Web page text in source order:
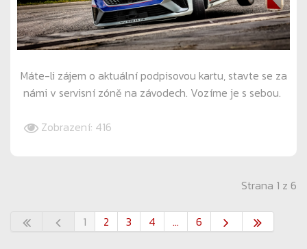
Máte-li zájem o aktuální podpisovou kartu, stavte se za
námi v servisní zóně na závodech. Vozíme je s sebou.
Zobrazení: 416
Strana 1 z 6
1 2 3 4 ... 6